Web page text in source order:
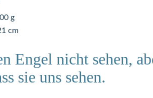
g
cm
Engel nicht sehen,
sie uns sehen.